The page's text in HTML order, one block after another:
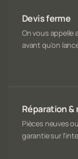
Devis ferme
On vous appelle
avant qu'on
Réparation &
Pièces neuves
garantie sur